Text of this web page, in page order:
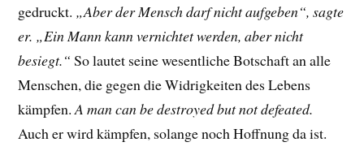
gedruckt. „Aber der Mensch darf nicht aufgeben“, sagte
er. „Ein Mann kann vernichtet werden, aber nicht
besiegt.“So lautet seine wesentliche Botschaft an alle
Menschen, die gegen die Widrigkeiten des Lebens
kämpfen. A man can be destroyed but not defeated.
Auch er wird kämpfen, solange noch Hoffnung da ist.